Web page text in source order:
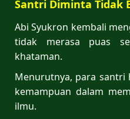
Santri Diminta Tidak
Abi Syukron kembali
tidak merasa puas
khataman.
Menurutnya, para
kemampuan dalam
ilmu.